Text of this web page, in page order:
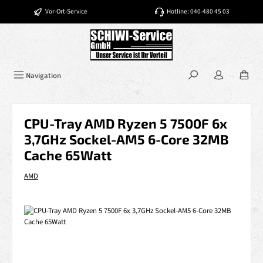
Zum Hauptinhalt springen
Vor-Ort-Service Hotline: 040-480 45 03
Navigation
CPU-Tray AMD Ryzen 5 7500F 6x
3,7GHz Sockel-AM5 6-Core 32MB
Cache 65Watt
AMD
Bildergalerie überspringen